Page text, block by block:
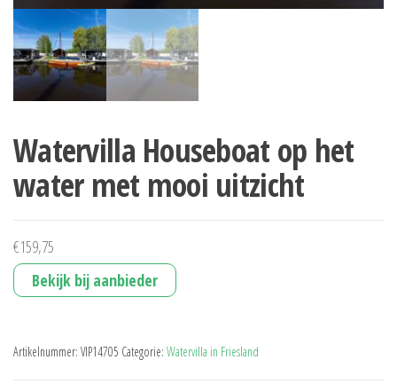
Watervilla Houseboat op het
water met mooi uitzicht
€159,75
Bekijk bij aanbieder
Artikelnummer: VIP14705 Categorie: Watervilla in Friesland